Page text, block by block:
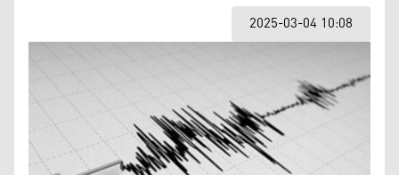
2025-03-04 10:08